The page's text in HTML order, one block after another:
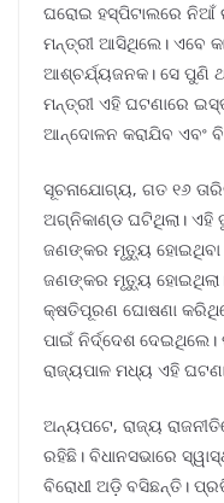
ଘରୋଇ ହସ୍ପିଟାଲରେ ନିଆଁ
ମନ୍ତ୍ରୀ ଆସିଥିଲେ। ଏବେ
ଆଶ୍ଚର୍ଯ୍ୟଜନକ। ସେ ପୁଣି
ମନ୍ତ୍ରୀ ଏହି ଘଟଣାରେ
ଆନ୍ଦୋଳନ କରାଯିବ ଏବଂ
ସୂଚନାଯୋଗ୍ୟ, ଗତ ୧୬
ଅଗ୍ନିକାଣ୍ଡ ଘଟିଥିଲା। ଏହି
ଜଣଙ୍କର ମୃତ୍ୟୁ ହୋଇଥିବା
ଜଣଙ୍କର ମୃତ୍ୟୁ
କ୍ଷତିପୂରଣ ଘୋଷଣା
ପାଇଁ ନିର୍ଦ୍ଦେଶ
ରାଜ୍ୟପାଳ ମଧ୍ୟ ଏହି
ଅନ୍ୟପଟେ, ରାଜ୍ୟ
ରହିଛି। ବିଧାନସଭାରେ
ବିରୋଧୀ ଅଡ଼ି ବସିଛନ୍ତି।